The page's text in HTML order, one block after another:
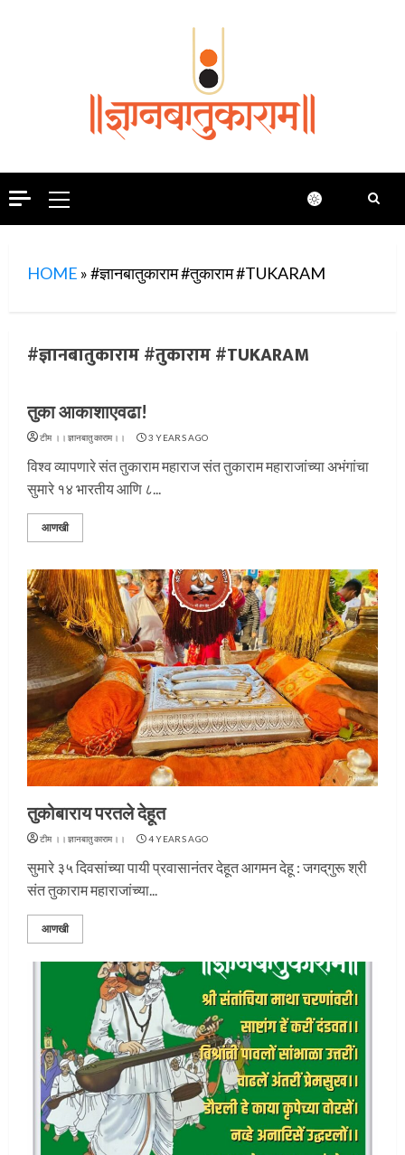
Primary
Menu
HOME »#ज्ञानबातुकाराम #तुकाराम #TUKARAM
#ज्ञानबातुकाराम #तुकाराम #TUKARAM
तुका आकाशाएवढा!
टीम ।।ज्ञानबातुकाराम।। 3 YEARS AGO
विश्व व्यापणारे संत तुकाराम महाराज संत तुकाराम महाराजांच्या अभंगांचा
सुमारे १४ भारतीय आणि ८...
आणखी
तुकोबाराय परतले देहूत
टीम ।।ज्ञानबातुकाराम।। 4 YEARS AGO
सुमारे ३५ दिवसांच्या पायी प्रवासानंतर देहूत आगमन देहू : जगद्‌गुरू श्री
संत तुकाराम महाराजांच्या...
आणखी